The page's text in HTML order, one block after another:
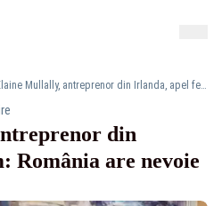
Elaine Mullally, antreprenor din Irlanda, apel ferm: România are nevoie de lideri valoroși
din
România are nevoie